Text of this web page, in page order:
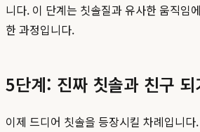
니다. 이 단계는 칫솔질과 유사한 움직임
한 과정입니다.
5단계: 진짜 칫솔과 친구 되
이제 드디어 칫솔을 등장시킬 차례입니다